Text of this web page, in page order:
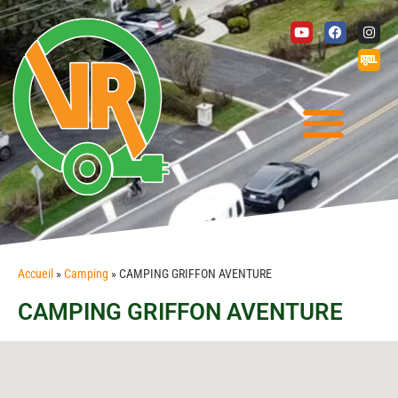
Accueil »Camping »CAMPING GRIFFON AVENTURE
CAMPING GRIFFON AVENTURE